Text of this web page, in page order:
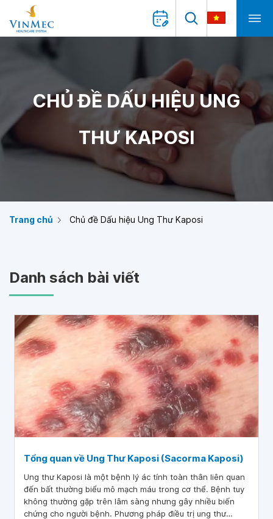
CHỦ ĐỀ DẤU HIỆU UNG
THƯ KAPOSI
Trang chủ Chủ đề Dấu hiệu Ung Thư Kaposi
Danh sách bài viết
Tổng quan về Ung Thư Kaposi (Sacorma Kaposi)
Ung thư Kaposi là một bệnh lý ác tính toàn thân liên quan
đến bất thường biểu mô mạch máu trong cơ thể. Bệnh tuy
không thường gặp trên lâm sàng nhưng gây nhiều biến
chứng cho người bệnh. Phương pháp điều trị ung thư